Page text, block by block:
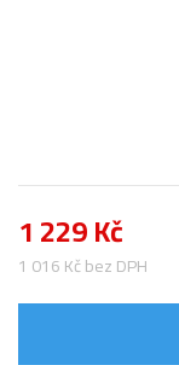
1 229 Kč
1 016 Kč bez DPH